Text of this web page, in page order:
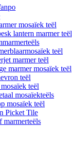
mosaïek teël
lantern marmer teël
teël
marmer teël
marmer mosaïek teël
teël
teël
mosaïekteëls
mosaïek teël
Picket Tile
marmerteëls